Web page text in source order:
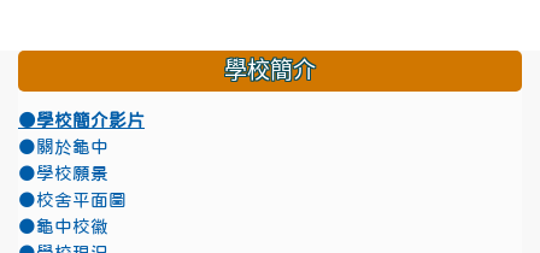
學校簡介
●學校簡介影片
●關於龜中
●學校願景
●校舍平面圖
●龜中校徽